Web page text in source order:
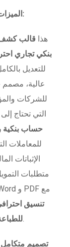
الميزات:
هذا قالب
بنكي تجاري
للتعديل
عالية،
للشركات
التي تحتاج
حساب بنكية
للمعاملات
الإثباتات
متطلبات
بصيغتي Word و PDF مع
تنسيق
.
تصميم